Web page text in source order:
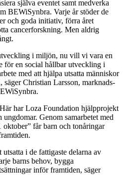
själva eventet samt medverka
BEWiSynbra. Varje år stöder de
och goda initiativ, förra året
cancerforskning. Men aldrig
i miljön, nu vill vi vara en
för en social hållbar utveckling i
med att hjälpa utsatta människor
säger Christian Larsson, marknads-
har Loza Foundation hjälpprojekt
Genom samarbetet med
oktober” får barn och tonåringar
i de fattigaste delarna av
barns behov, bygga
inför framtiden, säger